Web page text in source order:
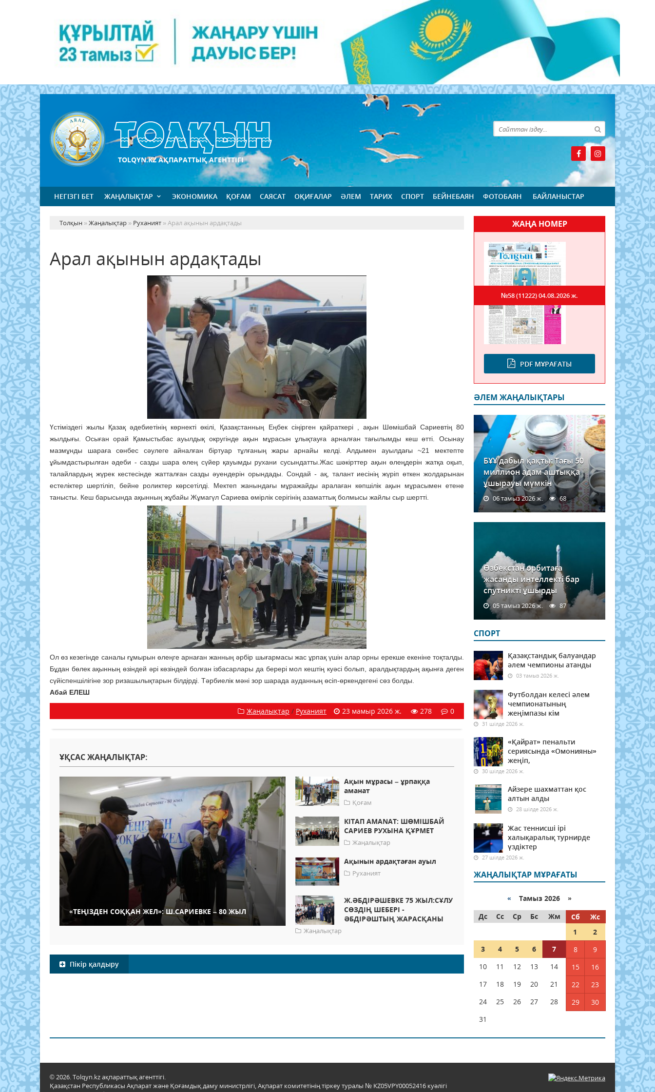
TOLQYN.KZ АҚПАРАТТЫҚ АГЕНТТІГІ
НЕГІЗГІ БЕТ ЖАҢАЛЫҚТАР ЭКОНОМИКА ҚОҒАМ САЯСАТ ОҚИҒАЛАР ӘЛЕМ ТАРИХ СПОРТ БЕЙНЕБАЯН ФОТОБАЯН БАЙЛАНЫСТАР
Толқын »Жаңалықтар » Руханият » Арал ақынын ардақтады
Арал ақынын ардақтады
Үстіміздегі жылы Қазақ әдебиетінің көрнекті өкілі, Қазақстанның Еңбек сіңірген қайраткері , ақын Шөмішбай Сариевтің 80
жылдығы. Осыған орай Қамыстыбас ауылдық округінде ақын мұрасын ұлықтауға арналған тағылымды кеш өтті. Осынау
мазмұнды шараға сөнбес сәулеге айналған біртуар тұлғаның жары арнайы келді. Алдымен ауылдағы ~21 мектепте
ұйымдастырылған әдеби - сазды шара өлең сүйер қауымды рухани сусындатты.Жас шәкірттер ақын өлеңдерін жатқа оқып,
талайлардың жүрек кестесінде жатталған сазды әуендерін орындады. Сондай - ақ, талант иесінің жүріп өткен жолдарынан
естеліктер шертіліп, бейне роликтер көрсетілді. Мектеп жанындағы мұражайды аралаған көпшілік ақын мұрасымен етене
танысты. Кеш барысында ақынның жұбайы Жұмагүл Сариева өмірлік серігінің азаматтық болмысы жайлы сыр шертті.
Ол өз кезегінде саналы ғұмырын өлеңге арнаған жанның әрбір шығармасы жас ұрпақ үшін алар орны ерекше екеніне тоқталды.
Бұдан бөлек ақынның өзіндей әрі көзіндей болған ізбасарлары да берері мол кештің куәсі болып, аралдықтардың ақынға деген
сүйіспеншілігіне зор ризашылықтарын білдірді. Тәрбиелік мәні зор шарада ауданның өсіп-өркендегені сөз болды.
Абай ЕЛЕШ
Жаңалықтар / Руханият 23 мамыр 2026 ж. 278 0
ҰҚСАС ЖАҢАЛЫҚТАР:
«ТЕҢІЗДЕН СОҚҚАН ЖЕЛ»: Ш.САРИЕВКЕ – 80 ЖЫЛ
Ақын мұрасы – ұрпаққа
аманат
Қоғам
КІТАП AMANAT: ШӨМІШБАЙ
САРИЕВ РУХЫНА ҚҰРМЕТ
Жаңалықтар
Ақынын ардақтаған ауыл
Руханият
Ж.ӘБДІРӘШЕВКЕ 75 ЖЫЛ:СҰЛУ
СӨЗДІҢ ШЕБЕРІ -
ӘБДІРӘШТЫҢ ЖАРАСҚАНЫ
Жаңалықтар
Пікір қалдыру
ЖАҢА НОМЕР
PDF МҰРАҒАТЫ
№58 (11222)04.08.2026 ж.
ӘЛЕМ ЖАҢАЛЫҚТАРЫ
БҰҰ дабыл қақты: Тағы 50
миллион адам аштыққа
ұшырауы мүмкін
06 тамыз 2026 ж. 68
Өзбекстан орбитаға
жасанды интеллекті бар
спутникті ұшырды
05 тамыз 2026 ж. 87
СПОРТ
Қазақстандық балуандар
әлем чемпионы атанды
03 тамыз 2026 ж.
Футболдан келесі әлем
чемпионатының
жеңімпазы кім
31 шілде 2026 ж.
«Қайрат» пенальти
сериясында «Омонияны»
жеңіп,
30 шілде 2026 ж.
Айзере шахматтан қос
алтын алды
28 шілде 2026 ж.
Жас теннисші ірі
халықаралық турнирде
үздіктер
27 шілде 2026 ж.
ЖАҢАЛЫҚТАР МҰРАҒАТЫ
« Тамыз 2026 »
Дс
Сс Ср Бс Жм Сб
Жс
1
2
3
4 5 6 7 8
9
10
11 12 13 14 15
16
17
18 19 20 21 22
23
24
25 26 27 28 29
30
31
© 2026. Tolqyn.kz ақпараттық агенттігі.
Қазақстан Республикасы Ақпарат және Қоғамдық даму министрлігі, Ақпарат комитетінің тіркеу туралы № KZ05VPY00052416 куәлігі